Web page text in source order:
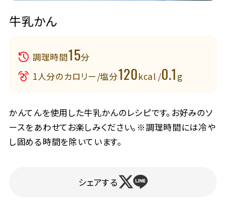
牛乳かん
調理時間15分
1人分のカロリー/塩分120kcal /0.1g
かんてんを使用した牛乳かんのレシピです。お好みのソ
ースをあわせてお楽しみください。※調理時間には冷や
し固める時間を除いています。
シェアする